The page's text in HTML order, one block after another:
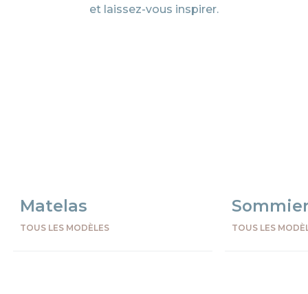
et laissez-vous inspirer.
Matelas
TOUS LES MODÈLES TOUS LES